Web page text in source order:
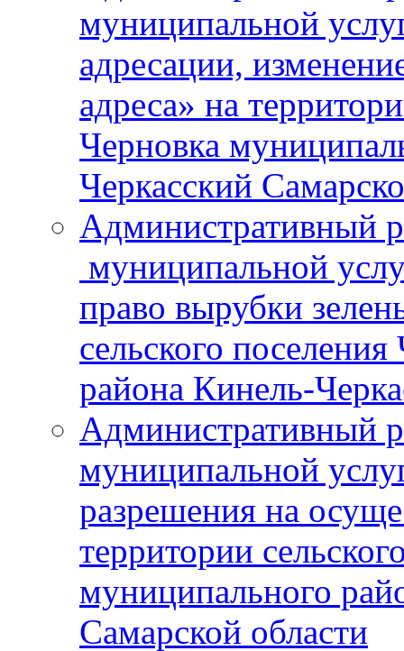
муниципальной
адресации,
адреса» на
Черновка
Черкасский
Административный
муниципальной
право вырубки
сельского
района Кинель-
Административный
муниципальной
разрешения на
территории
муниципального
Самарской области